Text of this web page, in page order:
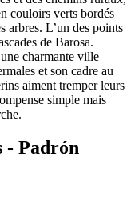
couloirs verts bordés
arbres. L’un des points
de Barosa.
charmante ville
et son cadre au
aiment tremper leurs
simple mais
- Padrón